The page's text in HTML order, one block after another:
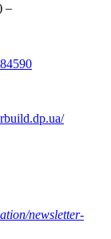
–
newsletter-